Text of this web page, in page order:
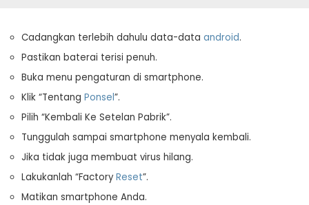
Cadangkan terlebih dahulu data-data android.
Pastikan baterai terisi penuh.
Buka menu pengaturan di smartphone.
Klik “Tentang Ponsel”.
Pilih “Kembali Ke Setelan Pabrik”.
Tunggulah sampai smartphone menyala kembali.
Jika tidak juga membuat virus hilang.
Lakukanlah “Factory Reset”.
Matikan smartphone Anda.